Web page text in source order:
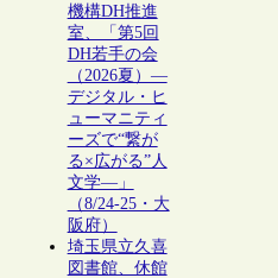
機構DH推進
室、「第5回
DH若手の会
（2026夏）―
デジタル・ヒ
ューマニティ
ーズで“繋が
る×広がる”人
文学―」
（8/24-25・大
阪府）
埼玉県立久喜
図書館、休館